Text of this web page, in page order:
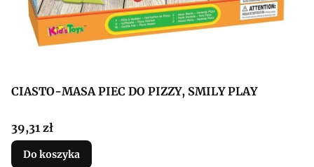
CIASTO-MASA PIEC DO PIZZY, SMILY PLAY
Cena
39,31 zł
Do koszyka